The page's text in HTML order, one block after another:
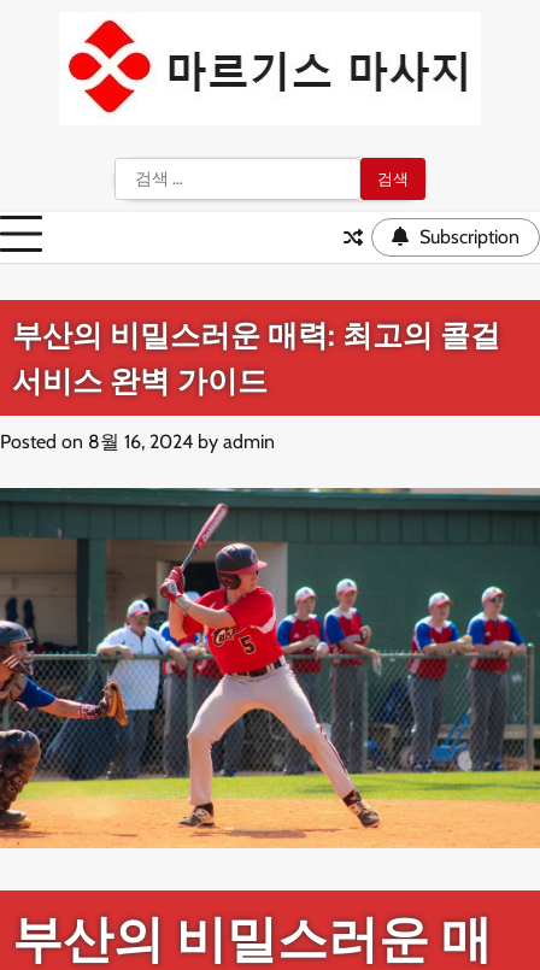
색:
Subscription
부산의 비밀스러운 매력: 최고의 콜걸
서비스 완벽 가이드
Posted on 8월 16, 2024 by admin
부산의 비밀스러운 매